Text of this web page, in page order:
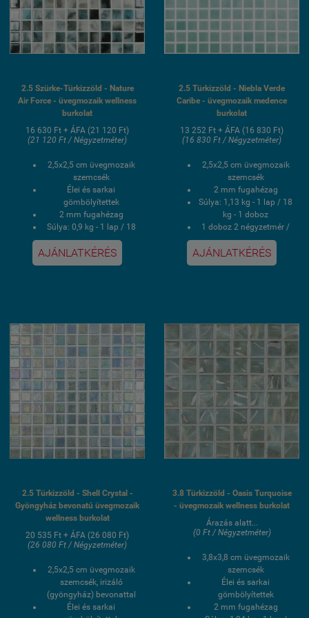
2.5 Szürke-Türkizzöld - Nature
Air Force - üvegmozaik wellness
burkolat
16 630 Ft + ÁFA (21 120 Ft)
(21 120 Ft / Négyzetméter)
2,5x2,5 cm üvegmozaik
szemcsék
Élei és sarkai
gömbölyítettek
2 mm fugahézag
Súlya: 0,9 kg - 1 lap / 18
kg - 1 doboz
1 doboz 2 négyzetmér /
20 lap
burkolat
AJÁNLATKÉRÉS
2.5 Türkizzöld - Niebla Verde
Caribe - üvegmozaik medence
burkolat
13 252 Ft + ÁFA (16 830 Ft)
(16 830 Ft / Négyzetméter)
2,5x2,5 cm üvegmozaik
szemcsék
2 mm fugahézag
Súlya: 1,13 kg - 1 lap / 18
kg - 1 doboz
1 doboz 2 négyzetmér /
16 lap
Hálós kasírozás
UV álló, saválló, lúgálló,
AJÁNLATKÉRÉS
2.5 Türkizzöld - Shell Crystal -
Gyöngyház bevonatú üvegmozaik
wellness burkolat
20 535 Ft + ÁFA (26 080 Ft)
(26 080 Ft / Négyzetméter)
2,5x2,5 cm üvegmozaik
szemcsék, irizáló
(gyöngyház) bevonattal
Élei és sarkai
3.8 Türkizzöld - Oasis Turquoise
- üvegmozaik wellness burkolat
Árazás alatt...
(0 Ft / Négyzetméter)
3,8x3,8 cm üvegmozaik
szemcsék
Élei és sarkai
gömbölyítettek
2 mm fugahézag